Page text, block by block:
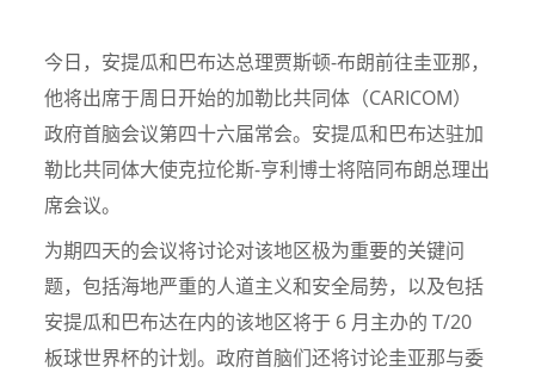
今日，安提瓜和巴布达总理贾斯顿-布朗前往圭亚那，
他将出席于周日开始的加勒比共同体（CARICOM）
政府首脑会议第四十六届常会。安提瓜和巴布达驻加
勒比共同体大使克拉伦斯-亨利博士将陪同布朗总理出
席会议。
为期四天的会议将讨论对该地区极为重要的关键问
题，包括海地严重的人道主义和安全局势，以及包括
安提瓜和巴布达在内的该地区将于 6 月主办的 T/20
板球世界杯的计划。政府首脑们还将讨论圭亚那与委